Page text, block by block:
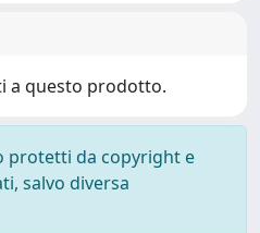
a questo prodotto.
protetti da copyright e
salvo diversa